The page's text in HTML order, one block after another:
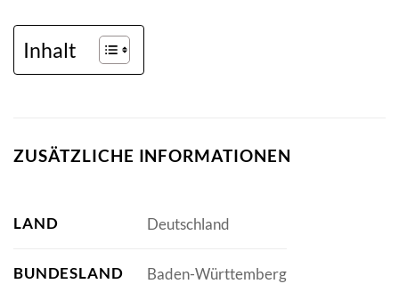
Inhalt
ZUSÄTZLICHE INFORMATIONEN
LAND Deutschland
BUNDESLAND Baden-Württemberg